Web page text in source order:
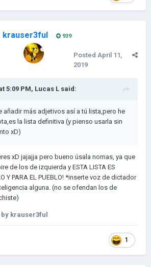
krauser3ful 939
Posted April 11,
2019
5:09 PM, Lucas L said:
añadir más adjetivos así a tú lista,pero he
la lista definitiva (y pienso usarla sin
xD)
xD jajajja pero bueno úsala nomas, ya que
de los de izquierda y ESTA LISTA ES
Y PARA EL PUEBLO! *inserte voz de dictador
alguna. (no se ofendan los de
by krauser3ful
1